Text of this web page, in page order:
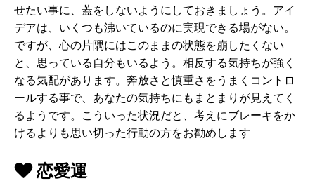
せたい事に、蓋をしないようにしておきましょう。アイ
デアは、いくつも沸いているのに実現できる場がない。
ですが、心の片隅にはこのままの状態を崩したくない
と、思っている自分もいるよう。相反する気持ちが強く
なる気配があります。奔放さと慎重さをうまくコントロ
ールする事で、あなたの気持ちにもまとまりが見えてく
るようです。こういった状況だと、考えにブレーキをか
けるよりも思い切った行動の方をお勧めします
恋愛運